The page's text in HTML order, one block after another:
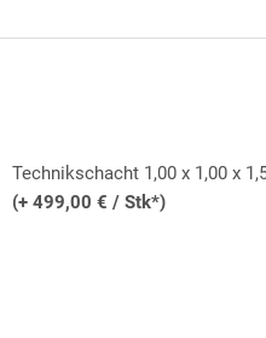
einzubinden. Darüber hinaus
Technikschacht 1,00 x 1,00 x
(+ 499,00 € / Stk*)